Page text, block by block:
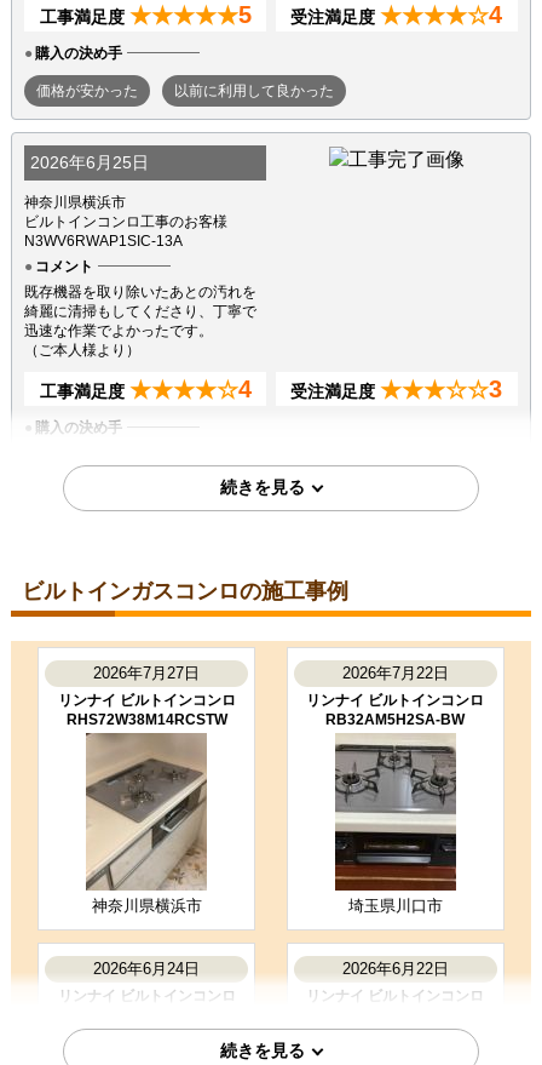
工事満足度 ★★★★★5 受注満足度 ★★★★☆4
購入の決め手
価格が安かった 以前に利用して良かった
2026年6月25日
神奈川県横浜市
ビルトインコンロ工事のお客様
N3WV6RWAP1SIC-13A
コメント
既存機器を取り除いたあとの汚れを
綺麗に清掃もしてくださり、丁寧で
迅速な作業でよかったです。
（ご本人様より）
工事満足度 ★★★★☆4 受注満足度 ★★★☆☆3
購入の決め手
サイトが見やすかった 商品選定がしやすかった
価格が安かった
2026年6月10日
福岡県古賀市
ビルトインコンロ工事のお客様
PD-829WS-U75CV-13A
コメント
工事内容の説明が丁寧で安心しまし
工事満足度 ★★★★☆ 受注満足度 ★★★★☆
購入の決め手
価格が安かった
お客様の声をもっと見る
ビルトインガスコンロの施工事例
2026年7月27日
リンナイ ビルトインコンロ
RHS72W38M14RCSTW
神奈川県横浜市
2026年7月22日
リンナイ ビルトインコンロ
RB32AM5H2SA-BW
埼玉県川口市
2026年6月24日
リンナイ ビルトインコンロ
2026年6月22日
リンナイ ビルトインコンロ